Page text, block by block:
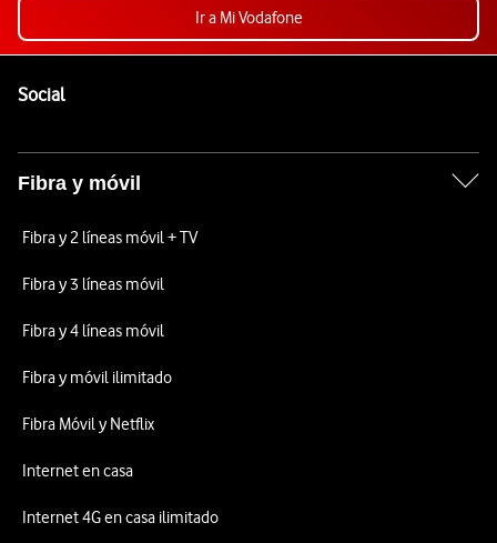
Ir a Mi Vodafone
SocialEnlaces a las redes sociales de Vodafone
Fibra y móvil
Fibra y 2 líneas móvil + TV
Fibra y 3 líneas móvil
Fibra y 4 líneas móvil
Fibra y móvil ilimitado
Fibra Móvil y Netflix
Internet en casa
Internet 4G en casa ilimitado